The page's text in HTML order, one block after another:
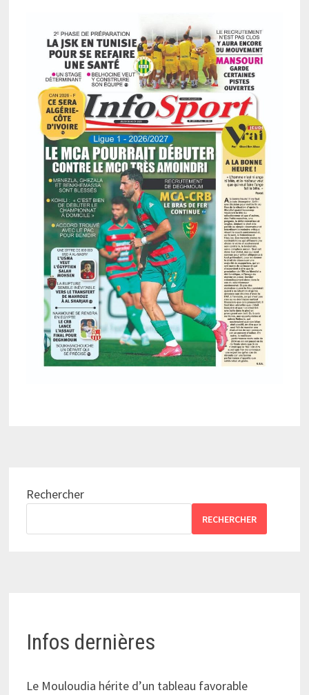
Rechercher
RECHERCHER
Infos dernières
Le Mouloudia hérite d’un tableau favorable